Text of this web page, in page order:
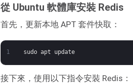
從 Ubuntu 軟體庫安裝 Redis
首先，更新本地 APT 套件快取：
1 sudo apt update
接下來，使用以下指令安裝 Redis：